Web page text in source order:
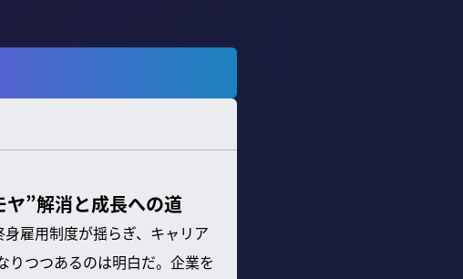
”解消と成長への道
雇用制度が揺らぎ、キャリア
りつつあるのは明白だ。企業を